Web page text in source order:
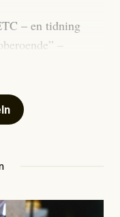
– en tidning
–
en ”röd, grön och
bra